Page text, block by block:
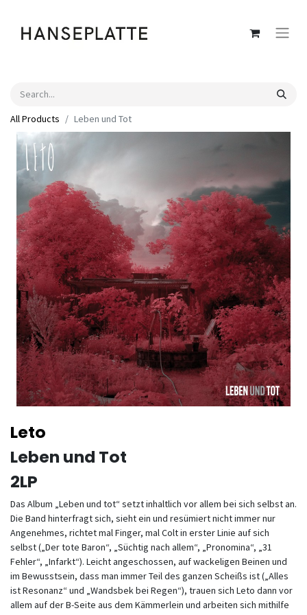
All Products Leben und Tot
Leto
Leben und Tot
2LP
Das Album „Leben und tot“ setzt inhaltlich vor allem bei sich selbst an.
Die Band hinterfragt sich, sieht ein und resümiert nicht immer nur
Angenehmes, richtet mal Finger, mal Colt in erster Linie auf sich
selbst („Der tote Baron“, „Süchtig nach allem“, „Pronomina“, „31
Fehler“, „Infarkt“). Leicht angeschossen, auf wackeligen Beinen und
im Bewusstsein, dass man immer Teil des ganzen Scheißs ist („Alles
ist Resonanz“ und „Wandsbek bei Regen“), trauen sich Leto dann vor
allem auf der B-Seite aus dem Kämmerlein und arbeiten sich mithilfe